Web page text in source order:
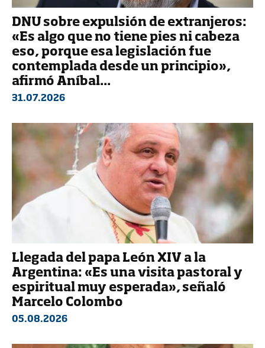
DNU sobre expulsión de extranjeros:
«Es algo que no tiene pies ni cabeza
eso, porque esa legislación fue
contemplada desde un principio»,
afirmó Aníbal...
31.07.2026
Llegada del papa León XIV a la
Argentina: «Es una visita pastoral y
espiritual muy esperada», señaló
Marcelo Colombo
05.08.2026